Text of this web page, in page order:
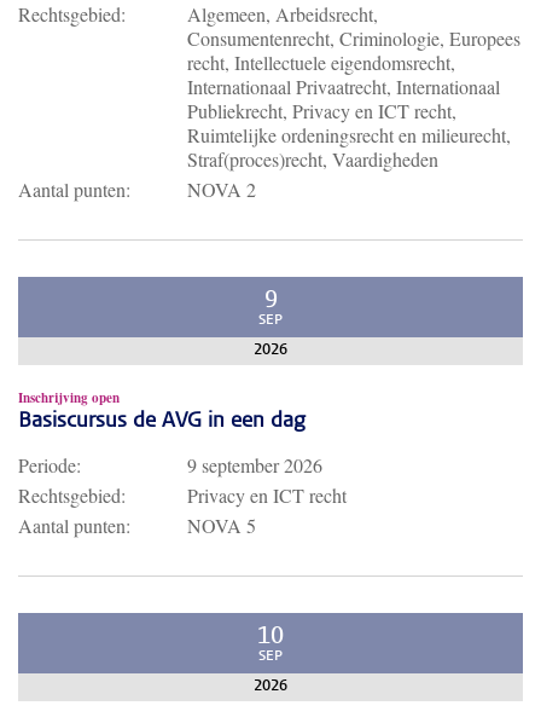
Rechtsgebied:
Algemeen, Arbeidsrecht,
Consumentenrecht, Criminologie, Europees
recht, Intellectuele eigendomsrecht,
Internationaal Privaatrecht, Internationaal
Publiekrecht, Privacy en ICT recht,
Ruimtelijke ordeningsrecht en milieurecht,
Straf(proces)recht, Vaardigheden
Aantal punten:
NOVA 2
9
SEP
2026
Inschrijving open
Basiscursus de AVG in een dag
Periode:
9 september 2026
Rechtsgebied:
Privacy en ICT recht
Aantal punten:
NOVA 5
10
SEP
2026